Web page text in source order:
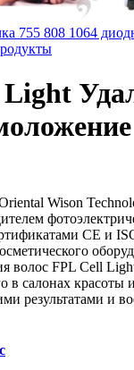
755 808 1064
Wison
CE и
волос FPL Cell
в салонах
результатами и